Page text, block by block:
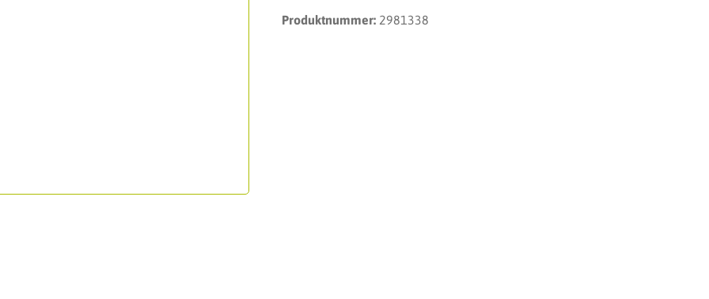
Produktnummer: 2981338